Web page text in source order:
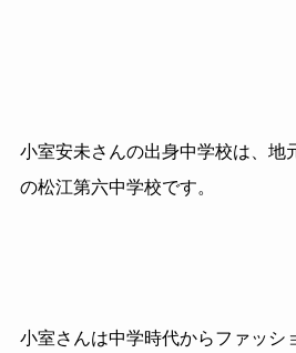
小室安未さんの出身中学校は、地
の松江第六中学校です。
小室さんは中学時代からファッシ